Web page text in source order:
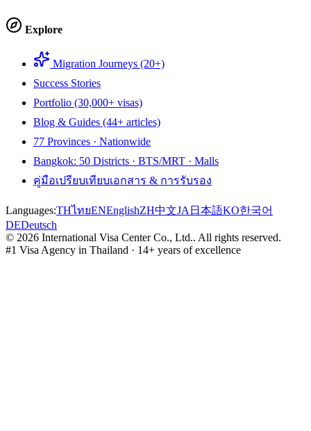
Explore
Migration Journeys (20+)
Success Stories
Portfolio (30,000+ visas)
Blog & Guides (44+ articles)
77 Provinces · Nationwide
Bangkok: 50 Districts · BTS/MRT · Malls
คู่มือเปรียบเทียบเอกสาร & การรับรอง
Languages:THไทยENEnglishZH中文JA 日本語KO한국어
DEDeutsch
© 2026 International Visa Center Co., Ltd.. All rights reserved.
#1 Visa Agency in Thailand · 14+ years of excellence